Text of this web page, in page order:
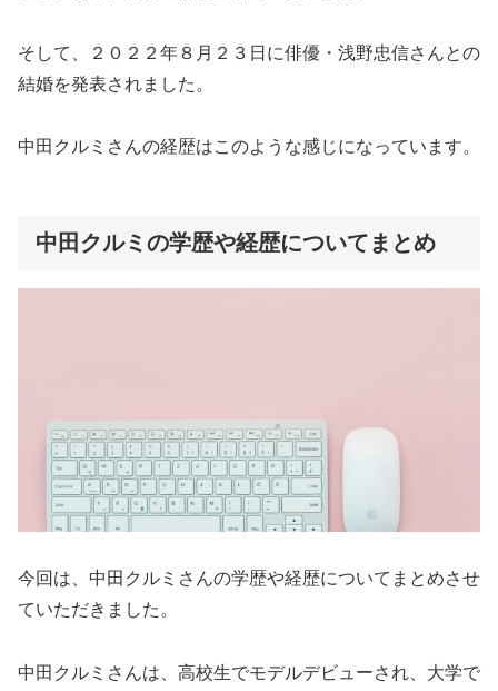
そして、２０２２年８月２３日に俳優・浅野忠信さんとの
結婚を発表されました。
中田クルミさんの経歴はこのような感じになっています。
中田クルミの学歴や経歴についてまとめ
今回は、中田クルミさんの学歴や経歴についてまとめさせ
ていただきました。
中田クルミさんは、高校生でモデルデビューされ、大学で